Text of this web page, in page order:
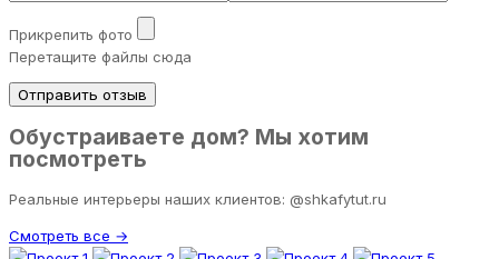
Прикрепить фото
Перетащите файлы сюда
Отправить отзыв
Обустраиваете дом? Мы хотим
посмотреть
Реальные интерьеры наших клиентов: @shkafytut.ru
Смотреть все →